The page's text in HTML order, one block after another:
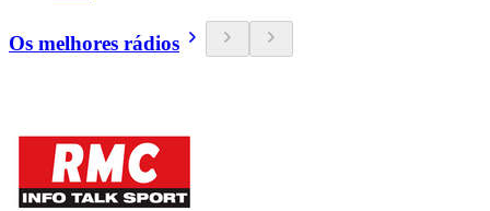
Os melhores rádios